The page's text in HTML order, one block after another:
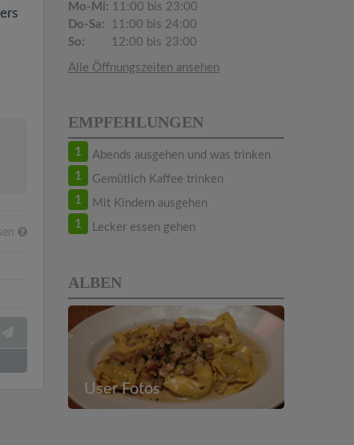
Mo-Mi: 11:00 bis 23:00
Do-Sa:
11:00 bis 24:00
So:
12:00 bis 23:00
Alle Öffnungszeiten ansehen
EMPFEHLUNGEN
1 Abends ausgehen und was trinken
1 Gemütlich Kaffee trinken
1 Mit Kindern ausgehen
1 Lecker essen gehen
ALBEN
User Fotos